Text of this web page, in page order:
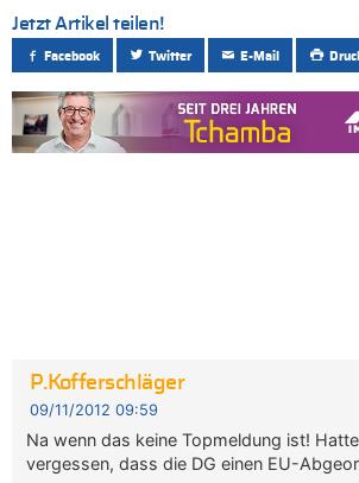
Jetzt Artikel teilen!
Facebook Twitter E-Mail
P.Kofferschläger
09/11/2012 09:59
Na wenn das keine Topmeldung ist!
vergessen, dass die DG einen EU-